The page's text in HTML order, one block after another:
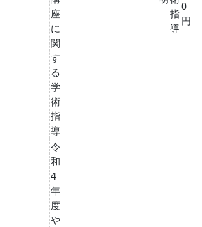
座
に
関
す
る
学
術
指
導
指
導
0
円
令
和
4
年
度
や